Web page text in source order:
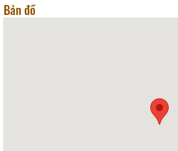
Bản đồ